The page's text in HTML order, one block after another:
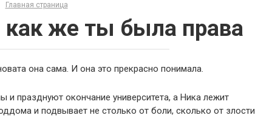
Главная страница
же ты была права
она сама. И она это прекрасно понимала.
и празднуют окончание университета, а Ника лежит
и подвывает не столько от боли, сколько от злости